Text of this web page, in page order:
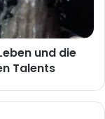
und die
Talents